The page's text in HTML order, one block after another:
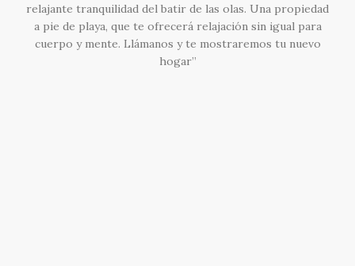
relajante tranquilidad del batir de las olas. Una propiedad
a pie de playa, que te ofrecerá relajación sin igual para
cuerpo y mente. Llámanos y te mostraremos tu nuevo
hogar”